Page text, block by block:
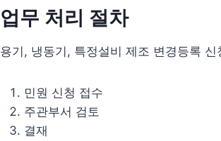
업무 처리 절차
용기, 냉동기, 특정설비 제조 변경등록
민원 신청 접수
주관부서 검토
결재